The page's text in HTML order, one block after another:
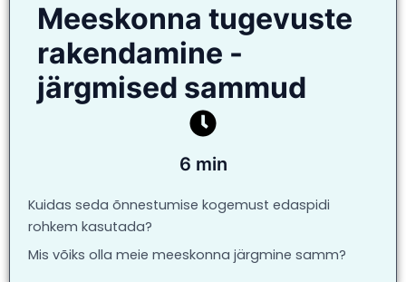
Meeskonna tugevuste
rakendamine -
järgmised sammud
6 min
Kuidas seda õnnestumise kogemust edaspidi
rohkem kasutada?
Mis võiks olla meie meeskonna järgmine samm?